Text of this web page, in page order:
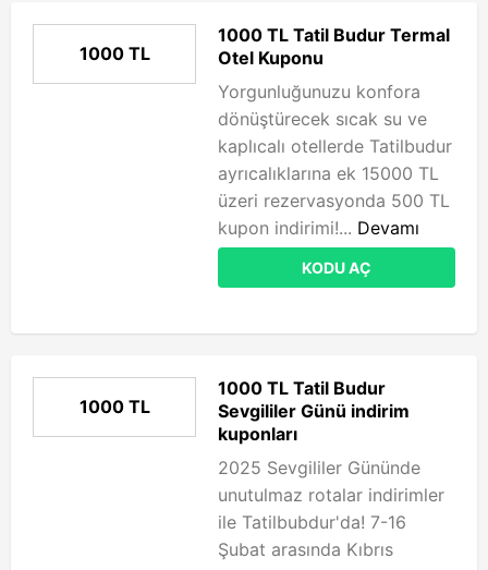
1000 TL
1000 TL Tatil Budur Termal
Otel Kuponu
Yorgunluğunuzu konfora
dönüştürecek sıcak su ve
kaplıcalı otellerde Tatilbudur
ayrıcalıklarına ek 15000 TL
üzeri rezervasyonda 500 TL
kupon indirimi!... Devamı
KODU AÇ
1000 TL
1000 TL Tatil Budur
Sevgililer Günü indirim
kuponları
2025 Sevgililer Gününde
unutulmaz rotalar indirimler
ile Tatilbubdur'da! 7-16
Şubat arasında Kıbrıs